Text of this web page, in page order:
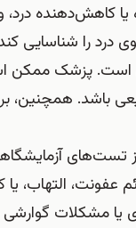
کاهش‌دهنده درد،
درد را شناسایی
است. پزشک
باشد.
تست‌های
عفونت، التهاب،
گوارشی